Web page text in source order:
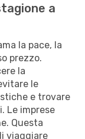
a
la pace, la
prezzo.
la
le
e trovare
Le imprese
Questa
viaggiare